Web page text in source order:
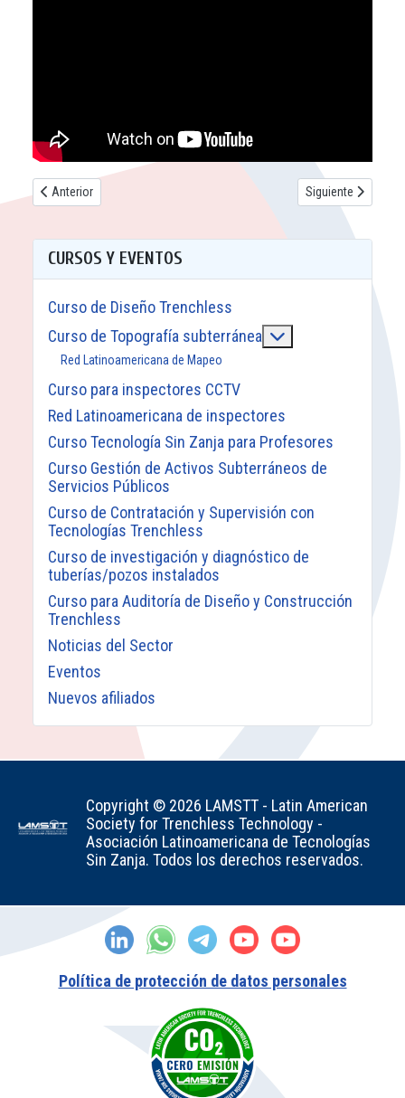
Artículo anterior: CIPP en Chile
Anterior Artículo siguiente:
Siguiente
CURSOS Y EVENTOS
Curso de Diseño Trenchless
Curso de Topografía subterránea
Más acerca de:
Red Latinoamericana de Mapeo
Curso para inspectores CCTV
Red Latinoamericana de inspectores
Curso Tecnología Sin Zanja para Profesores
Curso Gestión de Activos Subterráneos de
Servicios Públicos
Curso de Contratación y Supervisión con
Tecnologías Trenchless
Curso de investigación y diagnóstico de
tuberías/pozos instalados
Curso para Auditoría de Diseño y Construcción
Trenchless
Noticias del Sector
Eventos
Nuevos afiliados
Copyright © 2026 LAMSTT - Latin American
Society for Trenchless Technology -
Asociación Latinoamericana de Tecnologías
Sin Zanja. Todos los derechos reservados.
Política de protección de datos personales